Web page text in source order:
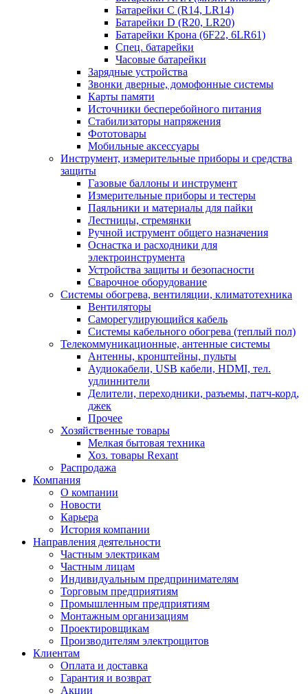
Батарейки C (R14, LR14)
Батарейки D (R20, LR20)
Батарейки Крона (6F22, 6LR61)
Спец. батарейки
Часовые батарейки
Зарядные устройства
Звонки дверные, домофонные системы
Карты памяти
Источники бесперебойного питания
Стабилизаторы напряжения
Фототовары
Мобильные аксессуары
Инструмент, измерительные приборы и средства
защиты
Газовые баллоны и инструмент
Измерительные приборы и тестеры
Паяльники и материалы для пайки
Лестницы, стремянки
Ручной иструмент общего назначения
Оснастка и расходники для
электроинструмента
Устройства защиты и безопасности
Сварочное оборудование
Системы обогрева, вентиляции, климатотехника
Вентиляторы
Саморегулирующийся кабель
Системы кабельного обогрева (теплый пол)
Телекоммуникационные, антенные системы
Антенны, кронштейны, пульты
Аудиокабели, USB кабели, HDMI, тел.
удлиннители
Делители, переходники, разъемы, патч-корд,
джек
Прочее
Хозяйственные товары
Мелкая бытовая техника
Хоз. товары Rexant
Распродажа
Компания
О компании
Новости
Карьера
История компании
Направления деятельности
Частным электрикам
Частным лицам
Индивидуальным предпринимателям
Торговым предприятиям
Промышленным предприятиям
Монтажным организациям
Проектировщикам
Производителям электрощитов
Клиентам
Оплата и доставка
Гарантия и возврат
Акции